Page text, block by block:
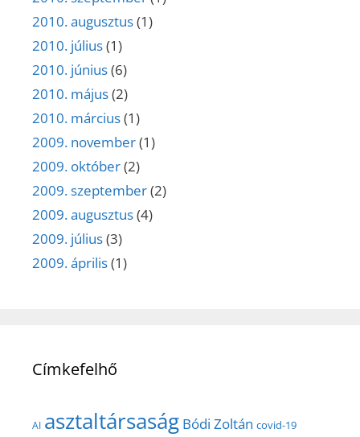
2010. augusztus(1)
2010. július(1)
2010. június(6)
2010. május(2)
2010. március(1)
2009. november(1)
2009. október(2)
2009. szeptember(2)
2009. augusztus(4)
2009. július(3)
2009. április(1)
Címkefelhő
AI asztaltársaság Bódi Zoltán covid-19